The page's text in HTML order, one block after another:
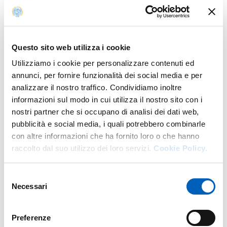
Questo sito web utilizza i cookie
Utilizziamo i cookie per personalizzare contenuti ed
annunci, per fornire funzionalità dei social media e per
analizzare il nostro traffico. Condividiamo inoltre
informazioni sul modo in cui utilizza il nostro sito con i
nostri partner che si occupano di analisi dei dati web,
pubblicità e social media, i quali potrebbero combinarle
con altre informazioni che ha fornito loro o che hanno
raccolto dal suo utilizzo dei loro servizi. Cookie Policy.
delNecessari
Preferenze
Contatti
E. silvia.amadei@unipr.it
Sede:Sede Centrale
Indirizzo:Via Università 12, 43121 Parma
Curriculum Vitae
Incarichi